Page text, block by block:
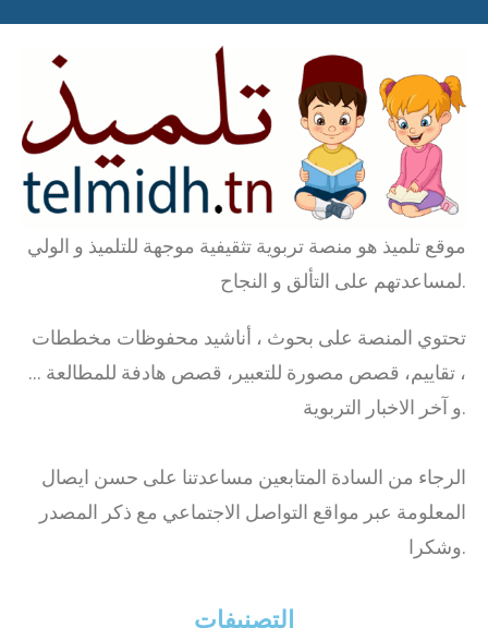
موقع تلميذ هو منصة تربوية تثقيفية موجهة للتلميذ و الولي
لمساعدتهم على التألق و النجاح.
تحتوي المنصة على بحوث ، أناشيد محفوظات مخططات
، تقاييم، قصص مصورة للتعبير، قصص هادفة للمطالعة …
و آخر الاخبار التربوية.
الرجاء من السادة المتابعين مساعدتنا على حسن ايصال
المعلومة عبر مواقع التواصل الاجتماعي مع ذكر المصدر
وشكرا.
التصنيفات